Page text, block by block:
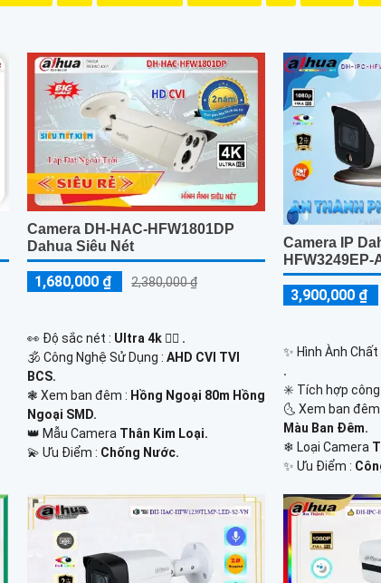
Camera DH-HAC-HFW1801DP
Dahua Siêu Nét
1,680,000 ₫ 2,380,000 ₫
️👀 Độ sắc nét : Ultra 4k 👍🏾 .
🕉️ Công Nghệ Sử Dụng :AHD CVI TVI
BCS.
❃ Xem ban đêm : Hồng Ngoại 80m Hồng
Ngoại SMD.
👑 Mẫu Camera Thân Kim Loại.
️💫 Ưu Điểm : Chống Nước.
Camera IP
HFW3249EP-
3,900,000 ₫
✨ Hình Ành
.
✳️ Tích hợp công
🌜 Xem ban đêm
Màu Ban Đêm.
❄ Loại Camera
️✨ Ưu Điểm :